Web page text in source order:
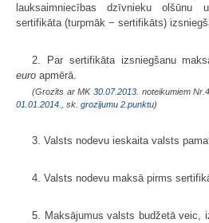
lauksaimniecības dzīvnieku olšūnu
sertifikāta (turpmāk − sertifikāts)
2. Par sertifikāta izsniegšanu
euro apmērā.
(Grozīts ar MK 30.07.2013. noteikumiem
01.01.2014.
, sk. grozījumu 2.punktu)
3. Valsts nodevu ieskaita valsts
4. Valsts nodevu maksā pirms
5. Maksājumus valsts budžetā veic,